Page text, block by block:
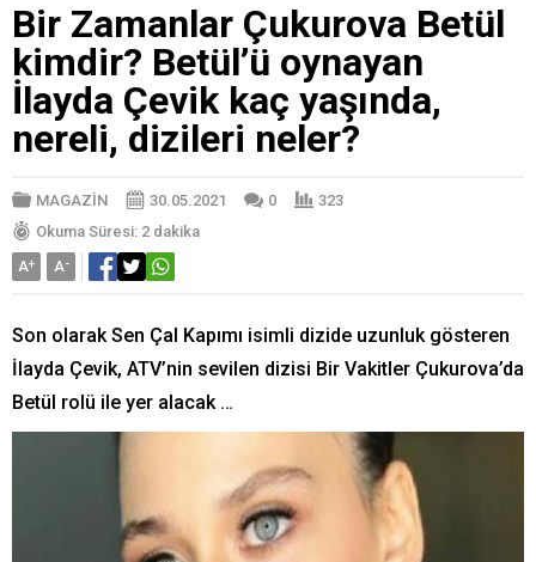
Bir Zamanlar Çukurova Betül
kimdir? Betül’ü oynayan
İlayda Çevik kaç yaşında,
nereli, dizileri neler?
MAGAZİN 30.05.2021 0
323
Okuma Süresi: 2 dakika
A+ A-
Son olarak Sen Çal Kapımı isimli dizide uzunluk gösteren
İlayda Çevik, ATV’nin sevilen dizisi Bir Vakitler Çukurova’da
Betül rolü ile yer alacak …